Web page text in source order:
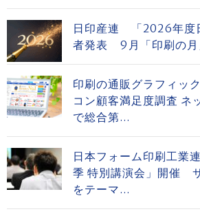
日印産連 「2026年度
者発表 9月「印刷の月
印刷の通販グラフィッ
コン顧客満足度調査 ネ
で総合第...
日本フォーム印刷工
季 特別講演会」開催
をテーマ...